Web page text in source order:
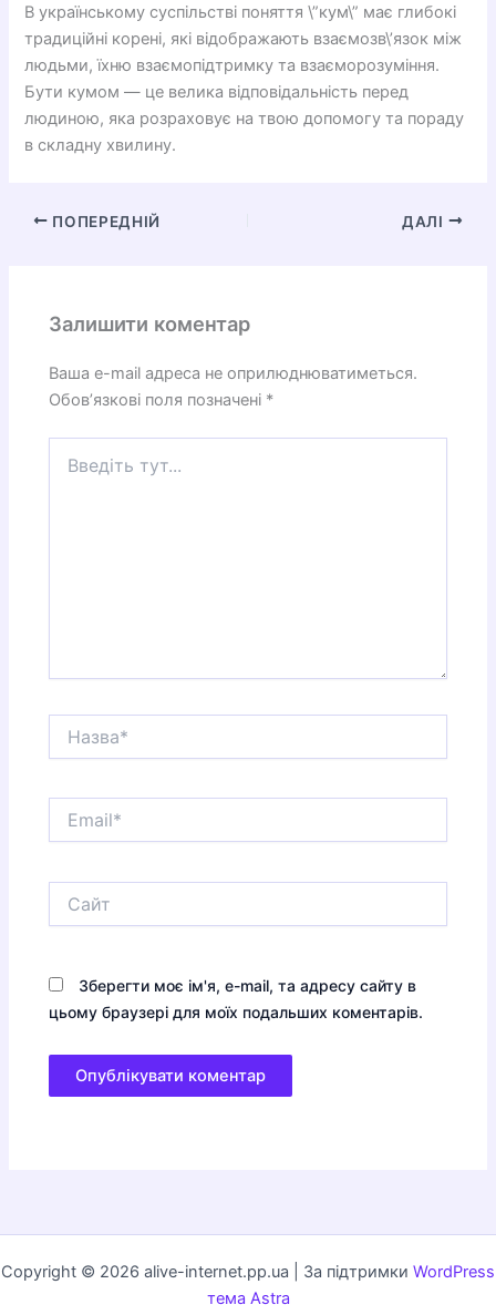
В українському суспільстві поняття \”кум\” має глибокі
традиційні корені, які відображають взаємозв\’язок між
людьми, їхню взаємопідтримку та взаєморозуміння.
Бути кумом — це велика відповідальність перед
людиною, яка розраховує на твою допомогу та пораду
в складну хвилину.
ПОПЕРЕДНІЙ ДАЛІ
Залишити коментар
Ваша e-mail адреса не оприлюднюватиметься.
Обов’язкові поля позначені *
тут...
Зберегти моє ім'я, e-mail, та адресу сайту в
цьому браузері для моїх подальших коментарів.
Copyright © 2026 alive-internet.pp.ua | За підтримки WordPress
тема Astra